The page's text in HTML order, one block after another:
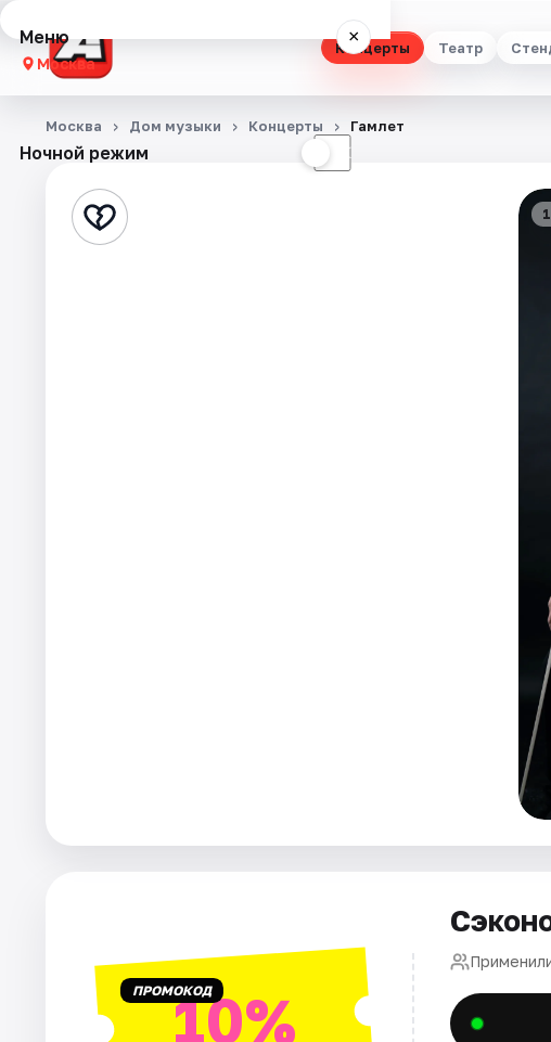
Концерты Театр
Меню ×
Москва
Концерты
Стендап
Ночной режим ☾
Москва Дом музыки Концерты Гамлет
ПРОМОКОД10%